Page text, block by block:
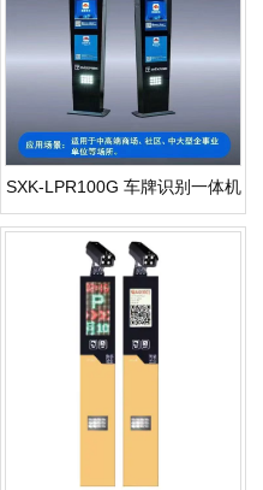
SXK-LPR100G 车牌识别一体机